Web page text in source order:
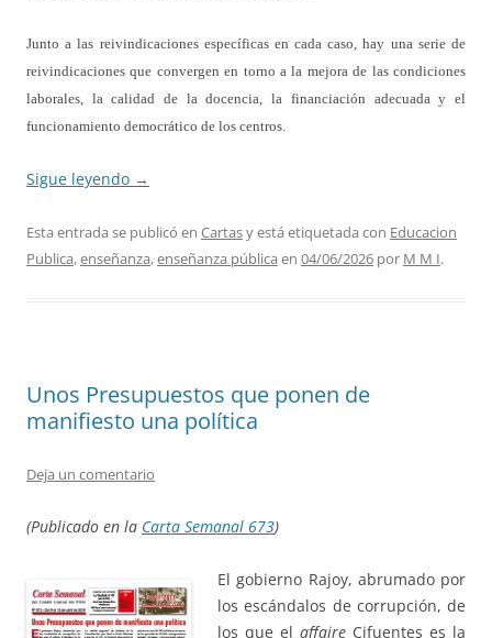
Junto a las reivindicaciones específicas en cada caso, hay una serie de
reivindicaciones que convergen en torno a la mejora de las condiciones
laborales, la calidad de la docencia, la financiación adecuada y el
funcionamiento democrático de los centros.
Sigue leyendo →
Esta entrada se publicó en Cartasy está etiquetada con Educacion
Publica,enseñanza,enseñanza pública en 04/06/2026 por M M I.
Unos Presupuestos que ponen de
manifiesto una política
Deja un comentario
(Publicado en la Carta Semanal 673)
El gobierno Rajoy, abrumado por
los escándalos de corrupción, de
los que el affaire Cifuentes es la